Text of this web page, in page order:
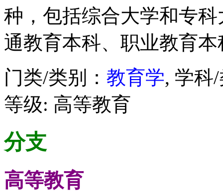
种，包括综合大学和专
通教育本科、职业教育
门类/类别： 教育学, 学科
等级: 高等教育
分支
高等教育